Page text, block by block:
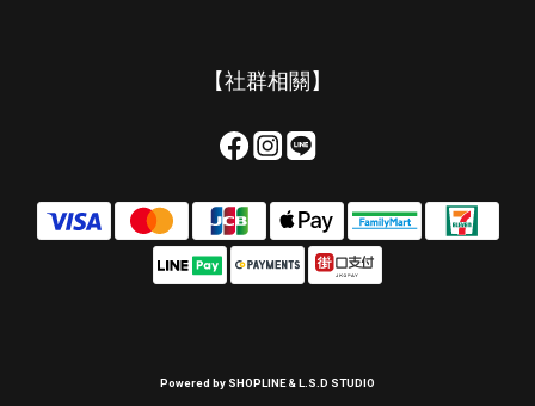
【社群相關】
Powered by SHOPLINE & L.S.D STUDIO